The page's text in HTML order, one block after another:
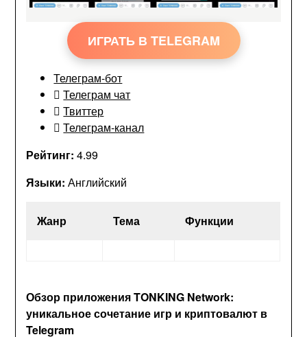
ИГРАТЬ В TELEGRAM
Телеграм-бот
Телеграм чат
Твиттер
Телеграм-канал
Рейтинг: 4.99
Языки: Английский
Жанр Тема Функции
Обзор приложения TONKING Network:
уникальное сочетание игр и криптовалют в
Telegram